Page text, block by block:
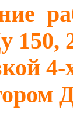
150,